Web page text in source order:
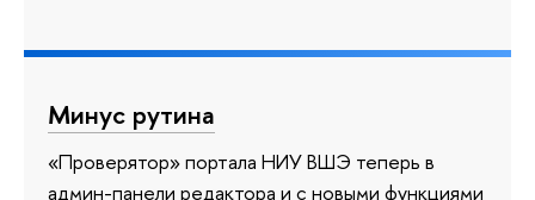
Минус рутина
«Проверятор» портала НИУ ВШЭ теперь в
админ-панели редактора и с новыми функциями